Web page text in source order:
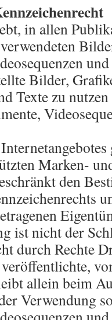
in allen
Bilder,
Texte zu
Marken-
den
ist nicht der
durch Rechte
allein beim
Verwendung